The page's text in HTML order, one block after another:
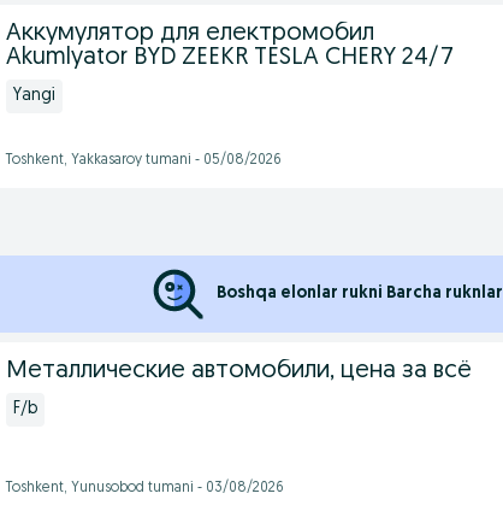
Аккумулятор для електромобил
Akumlyator BYD ZEEKR TESLA CHERY 24/7
Yangi
Toshkent, Yakkasaroy tumani - 05/08/2026
Boshqa elonlar rukni Barcha ruknlar
Металлические автомобили, цена за всё
F/b
Toshkent, Yunusobod tumani - 03/08/2026